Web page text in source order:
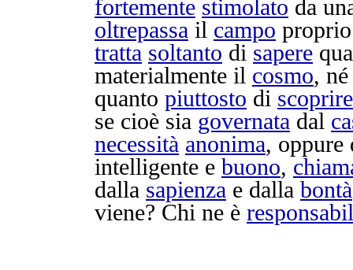
fortemente stimolato da
oltrepassa il campo
tratta soltanto di sapere
materialmente il cosmo,
quanto piuttosto di scoprire
se cioè sia governata dal
necessità anonima, oppure
intelligente e buono,
dalla sapienza e dalla bontà
viene? Chi ne è